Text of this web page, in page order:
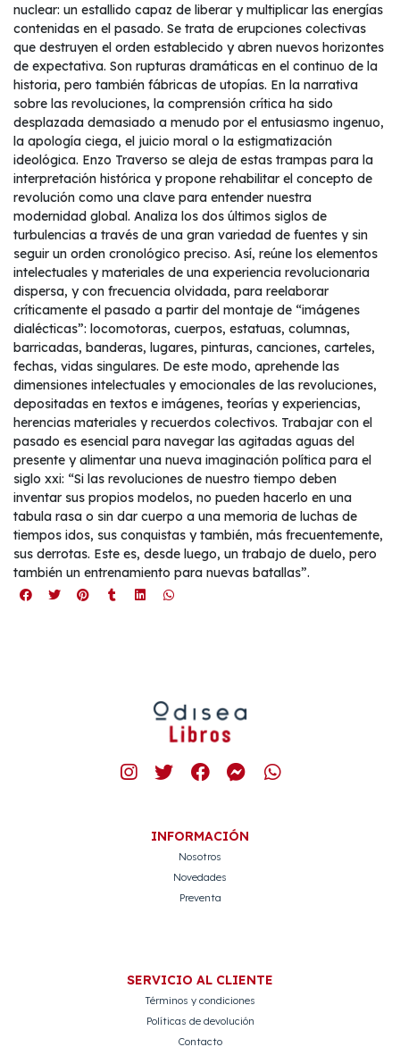
nuclear: un estallido capaz de liberar y multiplicar las energías
contenidas en el pasado. Se trata de erupciones colectivas
que destruyen el orden establecido y abren nuevos horizontes
de expectativa. Son rupturas dramáticas en el continuo de la
historia, pero también fábricas de utopías. En la narrativa
sobre las revoluciones, la comprensión crítica ha sido
desplazada demasiado a menudo por el entusiasmo ingenuo,
la apología ciega, el juicio moral o la estigmatización
ideológica. Enzo Traverso se aleja de estas trampas para la
interpretación histórica y propone rehabilitar el concepto de
revolución como una clave para entender nuestra
modernidad global. Analiza los dos últimos siglos de
turbulencias a través de una gran variedad de fuentes y sin
seguir un orden cronológico preciso. Así, reúne los elementos
intelectuales y materiales de una experiencia revolucionaria
dispersa, y con frecuencia olvidada, para reelaborar
críticamente el pasado a partir del montaje de “imágenes
dialécticas”: locomotoras, cuerpos, estatuas, columnas,
barricadas, banderas, lugares, pinturas, canciones, carteles,
fechas, vidas singulares. De este modo, aprehende las
dimensiones intelectuales y emocionales de las revoluciones,
depositadas en textos e imágenes, teorías y experiencias,
herencias materiales y recuerdos colectivos. Trabajar con el
pasado es esencial para navegar las agitadas aguas del
presente y alimentar una nueva imaginación política para el
siglo xxi: “Si las revoluciones de nuestro tiempo deben
inventar sus propios modelos, no pueden hacerlo en una
tabula rasa o sin dar cuerpo a una memoria de luchas de
tiempos idos, sus conquistas y también, más frecuentemente,
sus derrotas. Este es, desde luego, un trabajo de duelo, pero
también un entrenamiento para nuevas batallas”.
INFORMACIÓN
Nosotros
Novedades
Preventa
SERVICIO AL CLIENTE
Términos y condiciones
Políticas de devolución
Contacto